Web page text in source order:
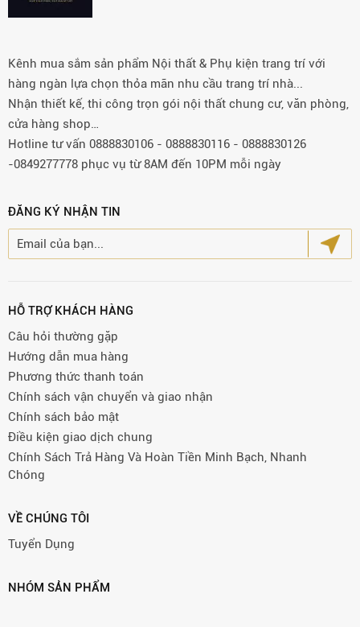
Kênh mua sắm sản phẩm Nội thất & Phụ kiện trang trí với
hàng ngàn lựa chọn thỏa mãn nhu cầu trang trí nhà...
Nhận thiết kế, thi công trọn gói nội thất chung cư, văn phòng,
cửa hàng shop…
Hotline tư vấn 0888830106 - 0888830116 - 0888830126
-0849277778 phục vụ từ 8AM đến 10PM mỗi ngày
ĐĂNG KÝ NHẬN TIN
HỖ TRỢ KHÁCH HÀNG
Câu hỏi thường gặp
Hướng dẫn mua hàng
Phương thức thanh toán
Chính sách vận chuyển và giao nhận
Chính sách bảo mật
Điều kiện giao dịch chung
Chính Sách Trả Hàng Và Hoàn Tiền Minh Bạch, Nhanh
Chóng
VỀ CHÚNG TÔI
Tuyển Dụng
NHÓM SẢN PHẨM